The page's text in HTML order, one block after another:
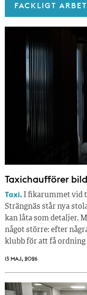
FACKLIGT
Taxichaufförer
Taxi. I fikarummet vid
Strängnäs står nya
kan låta som detaljer.
något större: efter
klubb för att få ordning
13 MAJ, 2026